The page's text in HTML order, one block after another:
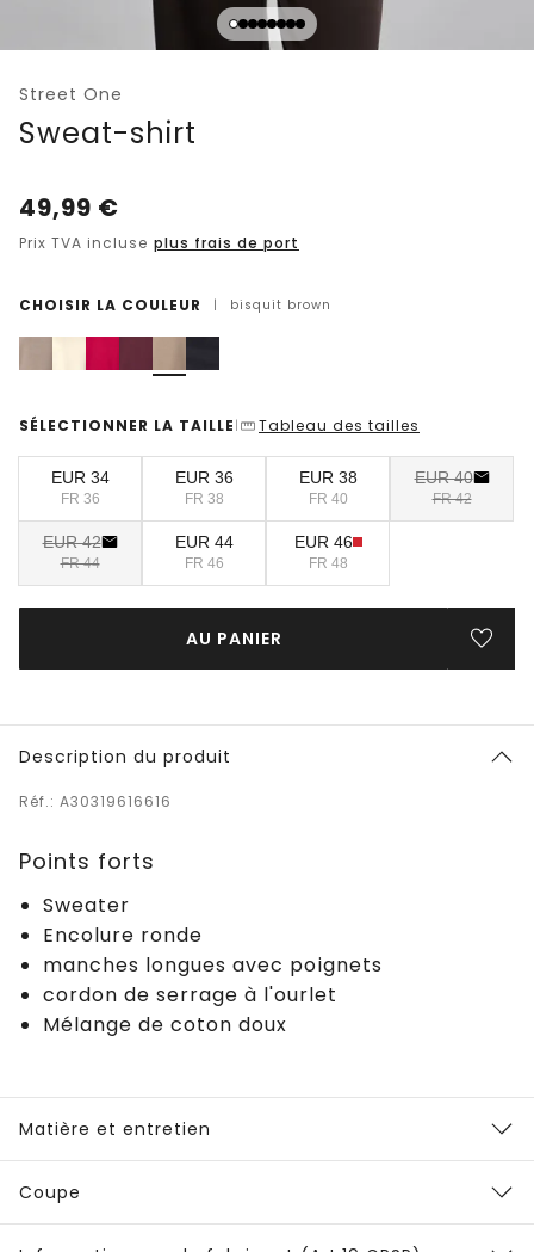
Street One
Sweat-shirt
49,99 €
Prix TVA incluse plus frais de port
CHOISIR LA COULEUR | bisquit brown
SÉLECTIONNER LA TAILLE | Tableau des tailles
EUR 34
FR 36
EUR 36
FR 38
EUR 38
FR 40
EUR 40
FR 42
EUR 42
FR 44
EUR 44
FR 46
EUR 46
FR 48
AU PANIER
Description du produit
Réf.: A30319616616
Points forts
Sweater
Encolure ronde
manches longues avec poignets
cordon de serrage à l'ourlet
Mélange de coton doux
Matière et entretien
Coupe